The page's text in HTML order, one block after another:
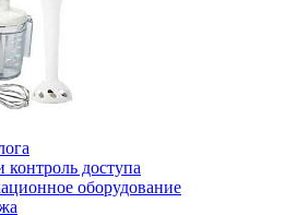
контроль доступа
оборудование